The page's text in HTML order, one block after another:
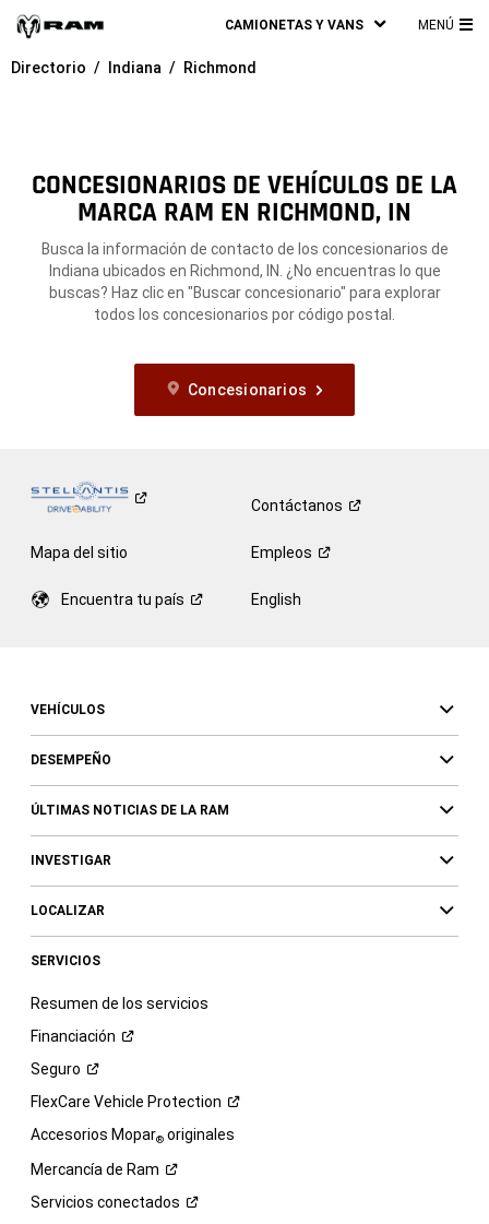
CAMIONETAS Y VANS MENÚ
Directorio Indiana Richmond
CONCESIONARIOS DE VEHÍCULOS DE LA
MARCA RAM EN RICHMOND, IN
Busca la información de contacto de los concesionarios de
Indiana ubicados en Richmond, IN. ¿No encuentras lo que
buscas? Haz clic en "Buscar concesionario" para explorar
todos los concesionarios por código postal.
Concesionarios
Contáctanos
Mapa del sitio Empleos
Encuentra tu país English
VEHÍCULOS
DESEMPEÑO
ÚLTIMAS NOTICIAS DE LA RAM
INVESTIGAR
LOCALIZAR
SERVICIOS
Resumen de los servicios
Financiación
Seguro
FlexCare Vehicle Protection
Accesorios Mopar®originales
Mercancía de Ram
Servicios conectados